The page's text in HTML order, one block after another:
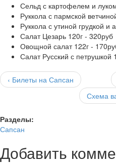
Сельд с картофелем и
Руккола с пармской
Руккола с утиной грудкой
Салат Цезарь 120г - 320руб
Овощной салат 122г -
Салат Русский с петрушкой
‹ Билеты на Сапсан
Схема
Разделы:
Сапсан
Добавить